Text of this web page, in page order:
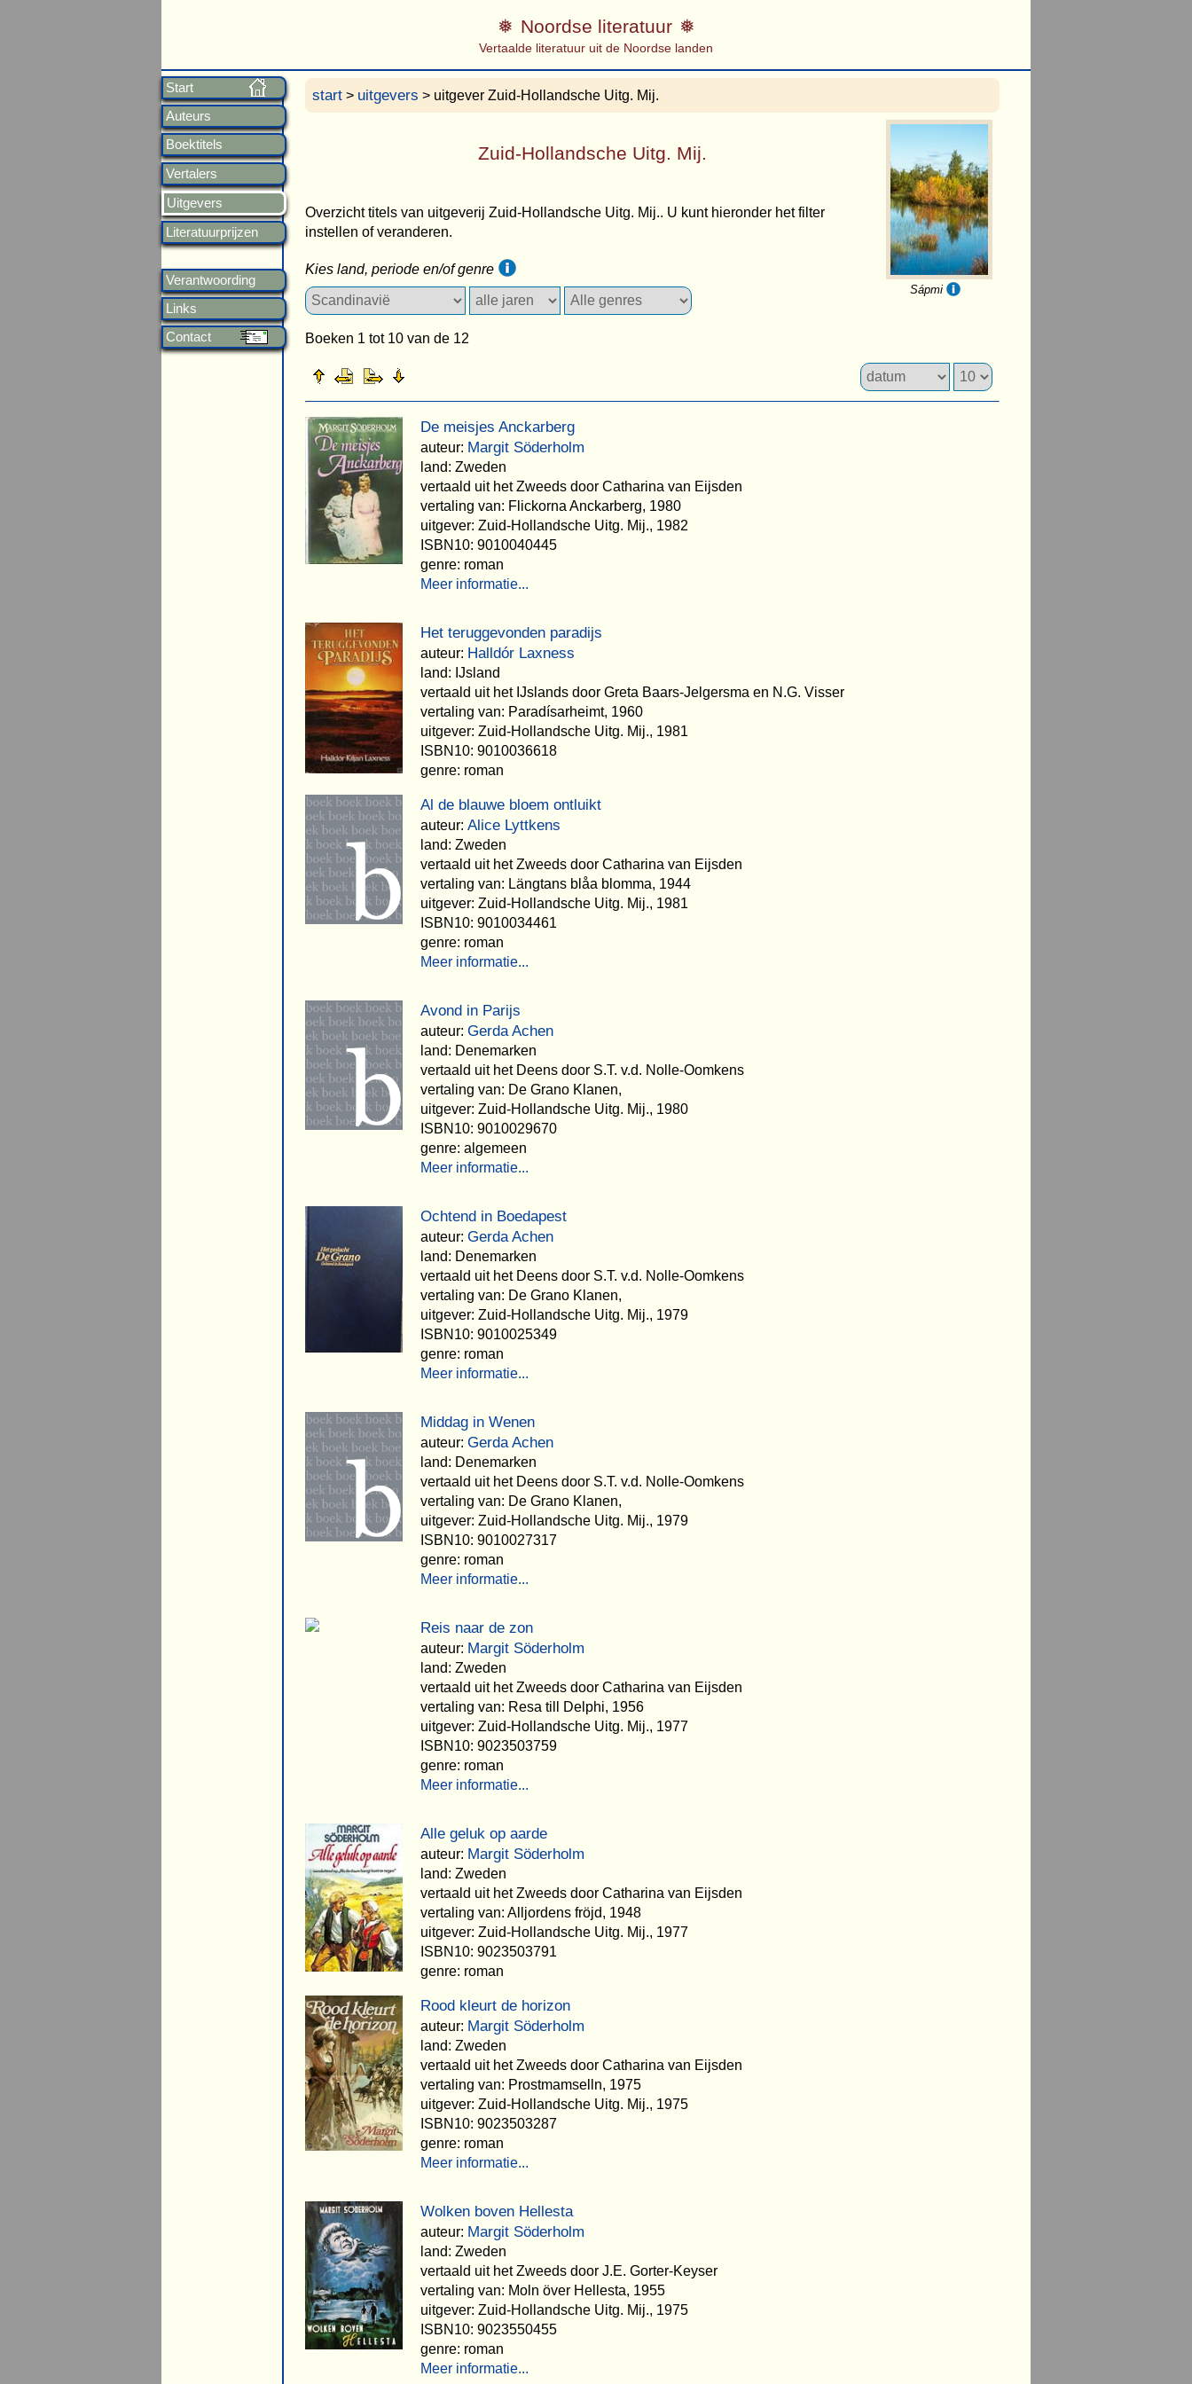
Start
Auteurs
Boektitels
Vertalers
Uitgevers
Literatuurprijzen
Verantwoording
Links
Contact
Noordse literatuur
Vertaalde literatuur uit de Noordse landen
start > uitgevers > uitgever Zuid-Hollandsche Uitg. Mij.
Sápmi
Zuid-Hollandsche Uitg. Mij.
Overzicht titels van uitgeverij Zuid-Hollandsche Uitg. Mij.. U kunt hieronder het filter
instellen of veranderen.
Kies land, periode en/of genre
Boeken 1 tot 10 van de 12
De meisjes Anckarberg
auteur: Margit Söderholm
land: Zweden
vertaald uit het Zweeds door Catharina van Eijsden
vertaling van: Flickorna Anckarberg, 1980
uitgever: Zuid-Hollandsche Uitg. Mij., 1982
ISBN10: 9010040445
genre: roman
Meer informatie...
Het teruggevonden paradijs
auteur: Halldór Laxness
land: IJsland
vertaald uit het IJslands door Greta Baars-Jelgersma en N.G. Visser
vertaling van: Paradísarheimt, 1960
uitgever: Zuid-Hollandsche Uitg. Mij., 1981
ISBN10: 9010036618
genre: roman
Al de blauwe bloem ontluikt
auteur: Alice Lyttkens
land: Zweden
vertaald uit het Zweeds door Catharina van Eijsden
vertaling van: Längtans blåa blomma, 1944
uitgever: Zuid-Hollandsche Uitg. Mij., 1981
ISBN10: 9010034461
genre: roman
Meer informatie...
Avond in Parijs
auteur: Gerda Achen
land: Denemarken
vertaald uit het Deens door S.T. v.d. Nolle-Oomkens
vertaling van: De Grano Klanen,
uitgever: Zuid-Hollandsche Uitg. Mij., 1980
ISBN10: 9010029670
genre: algemeen
Meer informatie...
Ochtend in Boedapest
auteur: Gerda Achen
land: Denemarken
vertaald uit het Deens door S.T. v.d. Nolle-Oomkens
vertaling van: De Grano Klanen,
uitgever: Zuid-Hollandsche Uitg. Mij., 1979
ISBN10: 9010025349
genre: roman
Meer informatie...
Middag in Wenen
auteur: Gerda Achen
land: Denemarken
vertaald uit het Deens door S.T. v.d. Nolle-Oomkens
vertaling van: De Grano Klanen,
uitgever: Zuid-Hollandsche Uitg. Mij., 1979
ISBN10: 9010027317
genre: roman
Meer informatie...
Reis naar de zon
auteur: Margit Söderholm
land: Zweden
vertaald uit het Zweeds door Catharina van Eijsden
vertaling van: Resa till Delphi, 1956
uitgever: Zuid-Hollandsche Uitg. Mij., 1977
ISBN10: 9023503759
genre: roman
Meer informatie...
Alle geluk op aarde
auteur: Margit Söderholm
land: Zweden
vertaald uit het Zweeds door Catharina van Eijsden
vertaling van: Alljordens fröjd, 1948
uitgever: Zuid-Hollandsche Uitg. Mij., 1977
ISBN10: 9023503791
genre: roman
Rood kleurt de horizon
auteur: Margit Söderholm
land: Zweden
vertaald uit het Zweeds door Catharina van Eijsden
vertaling van: Prostmamselln, 1975
uitgever: Zuid-Hollandsche Uitg. Mij., 1975
ISBN10: 9023503287
genre: roman
Meer informatie...
Wolken boven Hellesta
auteur: Margit Söderholm
land: Zweden
vertaald uit het Zweeds door J.E. Gorter-Keyser
vertaling van: Moln över Hellesta, 1955
uitgever: Zuid-Hollandsche Uitg. Mij., 1975
ISBN10: 9023550455
genre: roman
Meer informatie...